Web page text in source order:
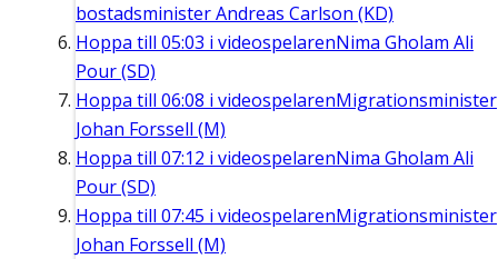
bostadsminister Andreas Carlson (KD)
Hoppa till 05:03 i videospelarenNima Gholam Ali
Pour (SD)
Hoppa till 06:08 i videospelarenMigrationsminister
Johan Forssell (M)
Hoppa till 07:12 i videospelarenNima Gholam Ali
Pour (SD)
Hoppa till 07:45 i videospelarenMigrationsminister
Johan Forssell (M)